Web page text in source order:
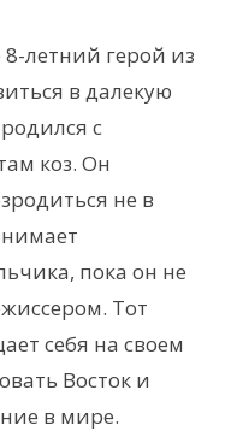
летний герой из
в далекую
с
коз. Он
не в
пока он не
Тот
себя на своем
Восток и
в мире.